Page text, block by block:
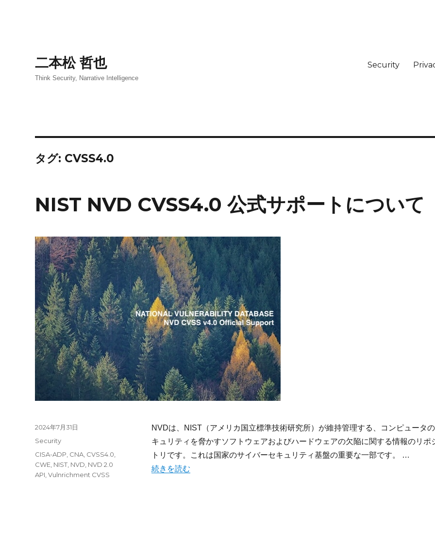
二本松 哲也
Think Security, Narrative Intelligence
Security
タグ: CVSS4.0
NIST NVD CVSS4.0 公式サポートについて
NVDは、NIST（アメリカ国立標準技術研究所）が維持管理する、コンピュータ
キュリティを脅かすソフトウェアおよびハードウェアの欠陥に関する情報のリポ
トリです。これは国家のサイバーセキュリティ基盤の重要な一部です。 …
“NIST NVD CVSS4.0 公式サポートについて” の
続きを読む
投
2024年7月31日
カ
Security
タ
グ
CISA-ADP CNA CVSS4.0
CWE NIST NVD NVD 2.0
API Vulnrichment CVSS